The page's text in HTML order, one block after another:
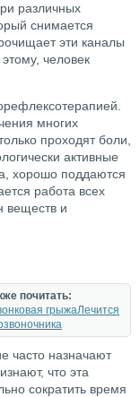
различных
снимается
эти каналы
человек
многих
проходят боли,
активные
хорошо поддаются
работа всех
веществ и
почитать:
Лечится
часто назначают
что эта
сократить время